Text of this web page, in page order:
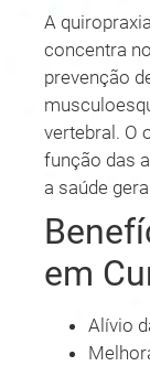
A
concentra
prevenção
vertebral. O
função das
a saúde
em
Alívio